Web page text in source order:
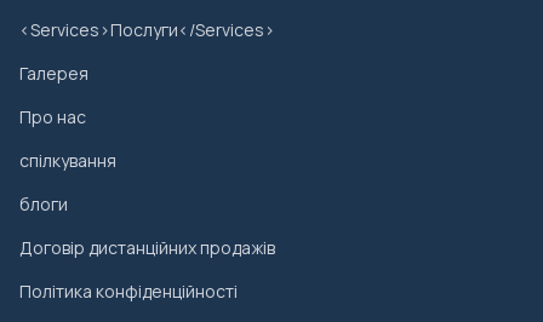
<Services>Послуги</Services>
Галерея
Про нас
спілкування
блоги
Договір дистанційних продажів
Політика конфіденційності